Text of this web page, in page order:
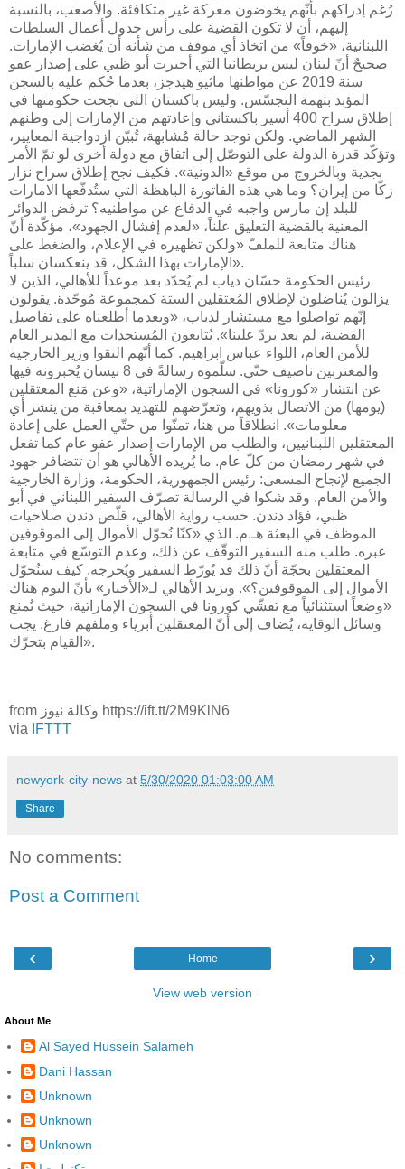
رُغم إدراكهم بأنّهم يخوضون معركة غير متكافئة. والأصعب، بالنسبة
إليهم، أن لا تكون القضية على رأس جدول أعمال السلطات
اللبنانية، «خوفاً» من اتخاذ أي موقف من شأنه أن يُغضب الإمارات.
صحيحٌ أنّ لبنان ليس بريطانيا التي أجبرت أبو ظبي على إصدار عفو
سنة 2019 عن مواطنها ماثيو هيدجز، بعدما حُكم عليه بالسجن
المؤبد بتهمة التجسّس. وليس باكستان التي نجحت حكومتها في
إطلاق سراح 400 أسير باكستاني وإعادتهم من الإمارات إلى وطنهم
الشهر الماضي. ولكن توجد حالة مُشابهة، تُبيّن ازدواجية المعايير،
وتؤكّد قدرة الدولة على التوصّل إلى اتفاق مع دولة أخرى لو تمّ الأمر
بجدية وبالخروج من موقع «الدونية». فكيف نجح إطلاق سراح نزار
زكّا من إيران؟ وما هي هذه الفاتورة الباهظة التي ستُدفّعها الامارات
للبلد إن مارس واجبه في الدفاع عن مواطنيه؟ ترفض الدوائر
المعنية بالقضية التعليق علناً، «لعدم إفشال الجهود»، مؤكّدة أنّ
هناك متابعة للملفّ «ولكن تظهيره في الإعلام، والضغط على
الإمارات بهذا الشكل، قد ينعكسان سلباً».
رئيس الحكومة حسّان دياب لم يُحدّد بعد موعداً للأهالي، الذين لا
يزالون يُناضلون لإطلاق المُعتقلين الستة كمجموعة مُوحّدة. يقولون
إنّهم تواصلوا مع مستشار لدياب، «وبعدما أطلعناه على تفاصيل
القضية، لم يعد يردّ علينا». يُتابعون المُستجدات مع المدير العام
للأمن العام، اللواء عباس ابراهيم. كما أنّهم التقوا وزير الخارجية
والمغتربين ناصيف حتّي. سلّموه رسالةً في 8 نيسان يُخبرونه فيها
عن انتشار «كورونا» في السجون الإماراتية، «وعن مَنع المعتقلين
(يومها) من الاتصال بذويهم، وتعرّضهم للتهديد بمعاقبة من ينشر أي
معلومات». انطلاقاً من هنا، تمنّوا من حتّي العمل على إعادة
المعتقلين اللبنانيين، والطلب من الإمارات إصدار عفو عام كما تفعل
في شهر رمضان من كلّ عام. ما يُريده الأهالي هو أن تتضافر جهود
الجميع لإنجاح المسعى: رئيس الجمهورية، الحكومة، وزارة الخارجية
والأمن العام. وقد شكوا في الرسالة تصرّف السفير اللبناني في أبو
ظبي، فؤاد دندن. حسب رواية الأهالي، قلّص دندن صلاحيات
الموظف في البعثة هـ.م. الذي «كنّا نُحوّل الأموال إلى الموقوفين
عبره. طلب منه السفير التوقّف عن ذلك، وعدم التوسّع في متابعة
المعتقلين بحجّة أنّ ذلك قد يُورّط السفير ويُحرجه. كيف سنُحوّل
الأموال إلى الموقوفين؟». ويزيد الأهالي لـ«الأخبار» بأنّ اليوم هناك
«وضعاً استثنائياً مع تفشّي كورونا في السجون الإماراتية، حيث تُمنع
وسائل الوقاية، يُضاف إلى أنّ المعتقلين أبرياء وملفهم فارغ. يجب
القيام بتحرّك».
from وكالة نيوز https://ift.tt/2M9KlN6
via
IFTTT
newyork-city-news at 5/30/2020 01:03:00 AM
Share
No comments:
Post a Comment
‹ ›
Home
View web version
About Me
Al Sayed Hussein Salameh
Dani Hassan
Unknown
Unknown
Unknown